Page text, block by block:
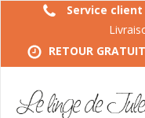
Service client
RETOUR GRATUIT